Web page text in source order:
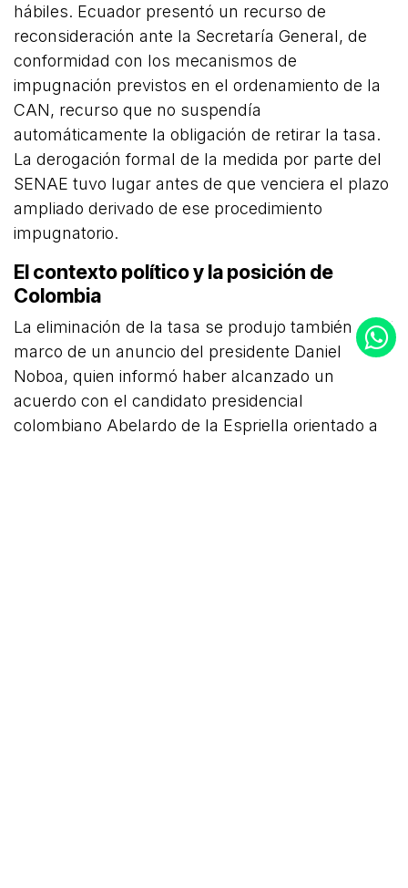
hábiles. Ecuador presentó un recurso de
reconsideración ante la Secretaría General, de
conformidad con los mecanismos de
impugnación previstos en el ordenamiento de la
CAN, recurso que no suspendía
automáticamente la obligación de retirar la tasa.
La derogación formal de la medida por parte del
SENAE tuvo lugar antes de que venciera el plazo
ampliado derivado de ese procedimiento
impugnatorio.
El contexto político y la posición de
Colombia
La eliminación de la tasa se produjo también en el
marco de un anuncio del presidente Daniel
Noboa, quien informó haber alcanzado un
acuerdo con el candidato presidencial
colombiano Abelardo de la Espriella orientado a